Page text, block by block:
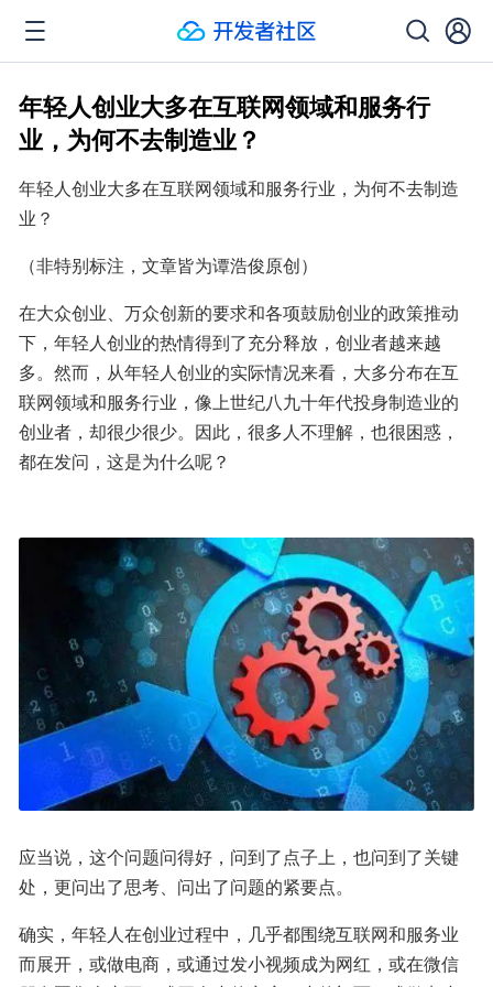
年轻人创业大多在互联网领域和服务行
业，为何不去制造业？
年轻人创业大多在互联网领域和服务行业，为何不去制造
业？
（非特别标注，文章皆为谭浩俊原创）
在大众创业、万众创新的要求和各项鼓励创业的政策推动
下，年轻人创业的热情得到了充分释放，创业者越来越
多。然而，从年轻人创业的实际情况来看，大多分布在互
联网领域和服务行业，像上世纪八九十年代投身制造业的
创业者，却很少很少。因此，很多人不理解，也很困惑，
都在发问，这是为什么呢？
应当说，这个问题问得好，问到了点子上，也问到了关键
处，更问出了思考、问出了问题的紧要点。
确实，年轻人在创业过程中，几乎都围绕互联网和服务业
而展开，或做电商，或通过发小视频成为网红，或在微信